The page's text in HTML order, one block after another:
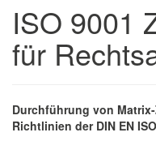
ISO 9001
für
Durchführung von
Richtlinien der DIN EN